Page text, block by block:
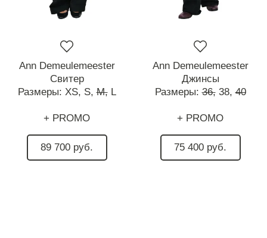
Ann Demeulemeester
Свитер
Размеры: XS, S, M, L
+ PROMO
89 700 руб.
Ann Demeulemeester
Джинсы
Размеры:36, 38, 40
+ PROMO
75 400 руб.